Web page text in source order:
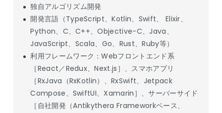
独自アルゴリズム開発
開発言語（TypeScript、Kotlin、Swift、 Elixir、
Python、C、C++、Objective-C、Java、
JavaScript、Scala、Go、Rust、Ruby等）
利用フレームワーク：Webフロントエンド系
［React／Redux、Next.js］、スマホアプリ
［RxJava（RxKotlin）、RxSwift、Jetpack
Compose、SwiftUI、Xamarin］、サーバーサイド
［自社開発（Antikythera Frameworkベース、